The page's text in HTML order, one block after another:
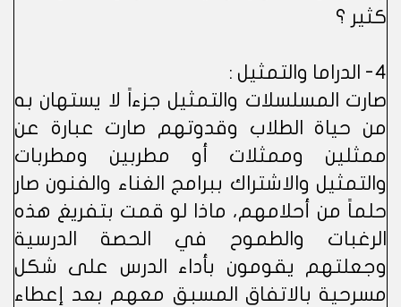
كثير ؟
4- الدراما والتمثيل :
صارت المسلسلات والتمثيل جزءاً لا يستهان به
من حياة الطلاب وقدوتهم صارت عبارة عن
ممثلين وممثلات أو مطربين ومطربات
والتمثيل والاشتراك ببرامج الغناء والفنون صار
حلماً من أحلامهم، ماذا لو قمت بتفريغ هذه
الرغبات والطموح في الحصة الدرسية
وجعلتهم يقومون بأداء الدرس على شكل
مسرحية بالاتفاق المسبق معهم بعد إعطاء